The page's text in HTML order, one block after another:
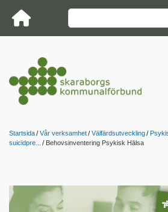
Startsida Vår verksamhet Välfärdsutveckling
suicidpre...
Behovsinventering Psykisk Hälsa